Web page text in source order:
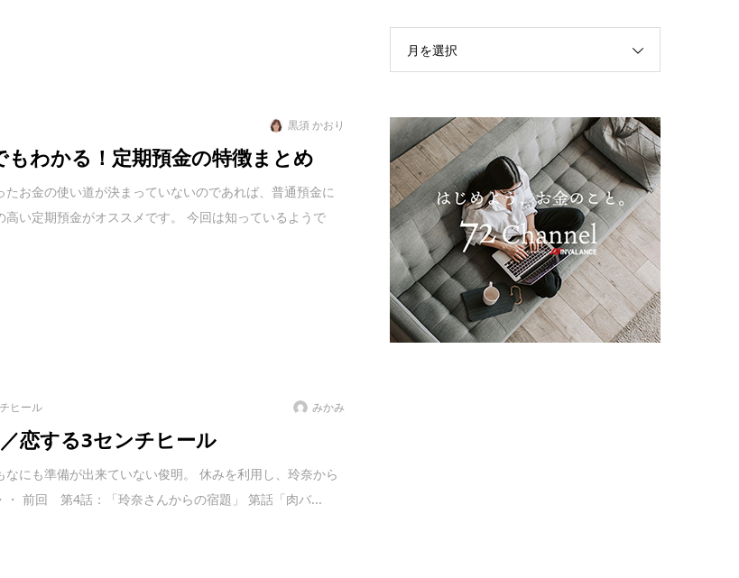
黒須 かおり
もわかる！定期預金の特徴まとめ
たお金の使い道が決まっていないのであれば、普通預金に
高い定期預金がオススメです。 今回は知っているようで
ヒール みかみ
恋する3センチヒール
なにも準備が出来ていない俊明。 休みを利用し、玲奈から
・ 前回 第4話：「玲奈さんからの宿題」 第話「肉バ...
月を選択